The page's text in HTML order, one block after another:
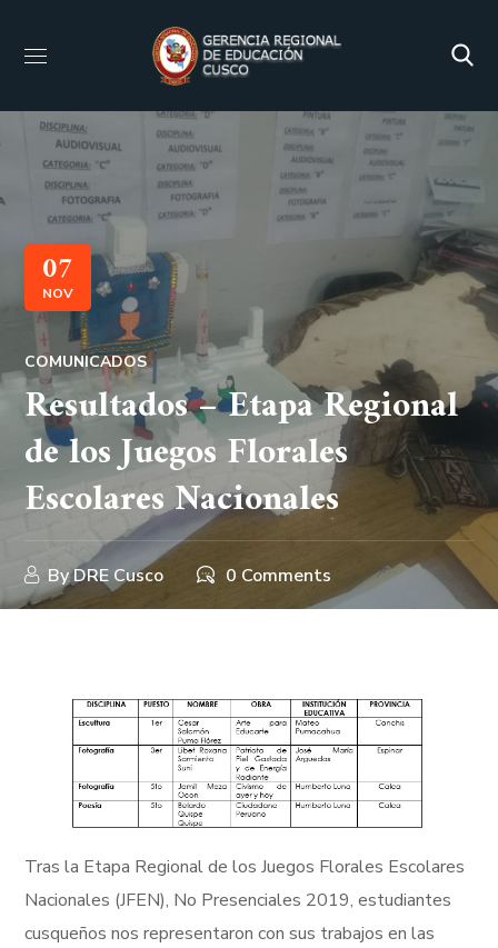
07
NOV
COMUNICADOS
Resultados – Etapa Regional
de los Juegos Florales
Escolares Nacionales
ByDRE Cusco 0 Comments
Tras la Etapa Regional de los Juegos Florales Escolares
Nacionales (JFEN), No Presenciales 2019, estudiantes
cusqueños nos representaron con sus trabajos en las